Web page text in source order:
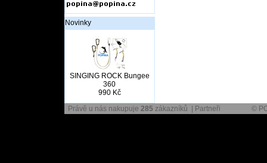
Novinky
SINGING ROCK Bungee
360
990 Kč
Právě u nás nakupuje 285 zákazníků | Partneři ©